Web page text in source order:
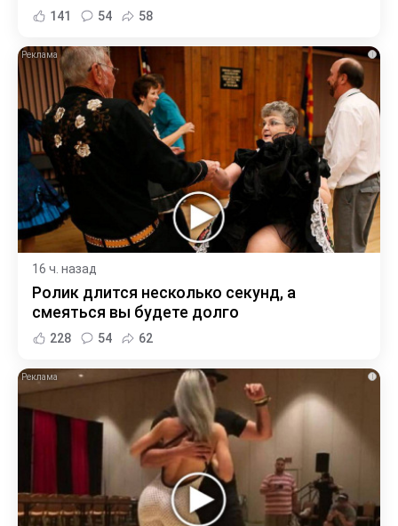
141 54 58
i
16 ч. назад
Ролик длится несколько секунд, а
смеяться вы будете долго
228 54 62
i